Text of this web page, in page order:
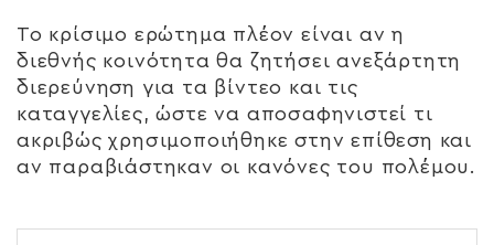
Το κρίσιμο ερώτημα πλέον είναι αν η
διεθνής κοινότητα θα ζητήσει ανεξάρτητη
διερεύνηση για τα βίντεο και τις
καταγγελίες, ώστε να αποσαφηνιστεί τι
ακριβώς χρησιμοποιήθηκε στην επίθεση και
αν παραβιάστηκαν οι κανόνες του πολέμου.